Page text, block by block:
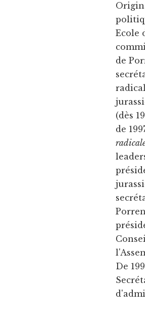
Ecole
de
(dès
de
De